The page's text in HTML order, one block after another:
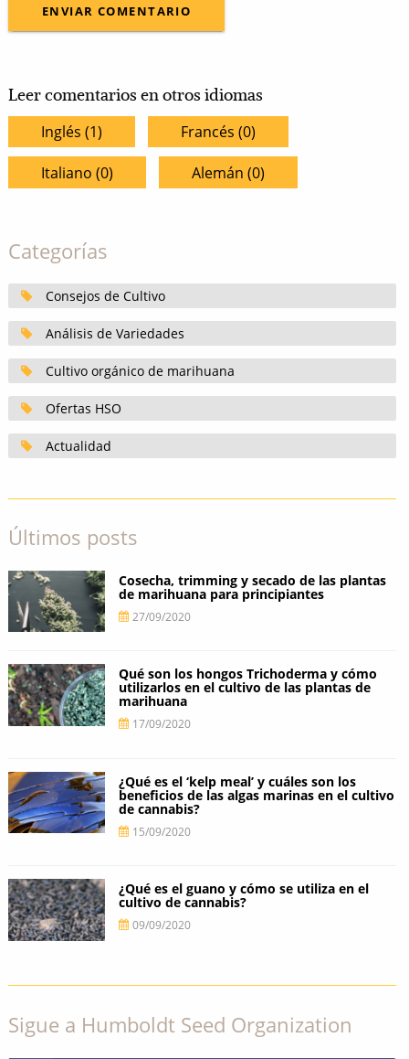
Leer comentarios en otros idiomas
Inglés (1) Francés (0)
Italiano (0) Alemán (0)
Categorías
Consejos de Cultivo
Análisis de Variedades
Cultivo orgánico de marihuana
Ofertas HSO
Actualidad
Últimos posts
Cosecha, trimming y secado de las plantas
de marihuana para principiantes
27/09/2020
Qué son los hongos Trichoderma y cómo
utilizarlos en el cultivo de las plantas de
marihuana
17/09/2020
¿Qué es el ‘kelp meal’ y cuáles son los
beneficios de las algas marinas en el cultivo
de cannabis?
15/09/2020
¿Qué es el guano y cómo se utiliza en el
cultivo de cannabis?
09/09/2020
Sigue a Humboldt Seed Organization